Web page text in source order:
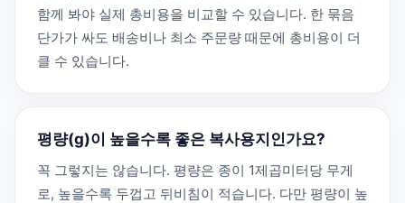
함께 봐야 실제 총비용을 비교할 수 있습니다. 한 묶음
단가가 싸도 배송비나 최소 주문량 때문에 총비용이 더
클 수 있습니다.
평량(g)이 높을수록 좋은 복사용지인가요?
꼭 그렇지는 않습니다. 평량은 종이 1제곱미터당 무게
로, 높을수록 두껍고 뒤비침이 적습니다. 다만 평량이 높